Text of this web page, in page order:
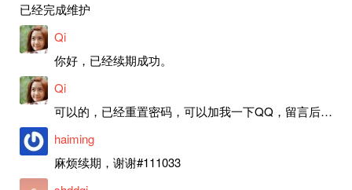
已经完成维护
Qi
你好，已经续期成功。
Qi
可以的，已经重置密码，可以加我一下QQ，留言后我就发密码给你。
haiming
麻烦续期，谢谢#111033